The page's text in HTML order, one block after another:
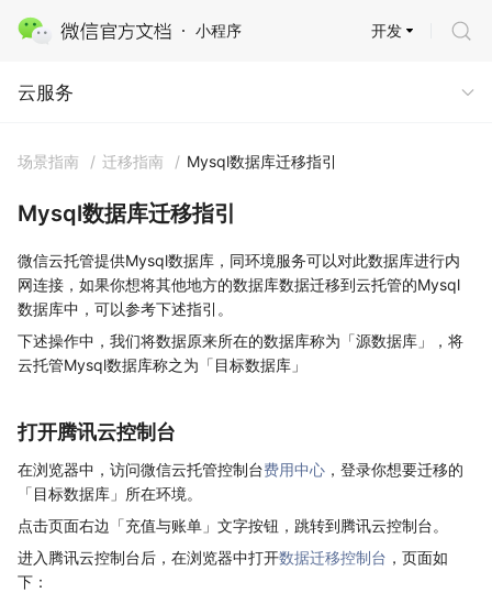
小程序
云服务 · 云托管
开发
云服务
场景指南 / 迁移指南 / Mysql数据库迁移指引
Mysql数据库迁移指引
微信云托管提供Mysql数据库，同环境服务可以对此数据库进行内
网连接，如果你想将其他地方的数据库数据迁移到云托管的Mysql
数据库中，可以参考下述指引。
下述操作中，我们将数据原来所在的数据库称为「源数据库」，将
云托管Mysql数据库称之为「目标数据库」
打开腾讯云控制台
在浏览器中，访问微信云托管控制台费用中心 ，登录你想要迁移的
「目标数据库」所在环境。
点击页面右边「充值与账单」文字按钮，跳转到腾讯云控制台。
进入腾讯云控制台后，在浏览器中打开数据迁移控制台 ，页面如
下：